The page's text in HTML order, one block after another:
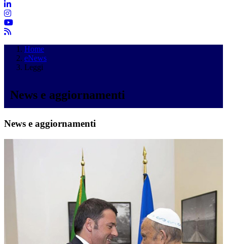
Home
eNews
Leggi
News e aggiornamenti
News e aggiornamenti